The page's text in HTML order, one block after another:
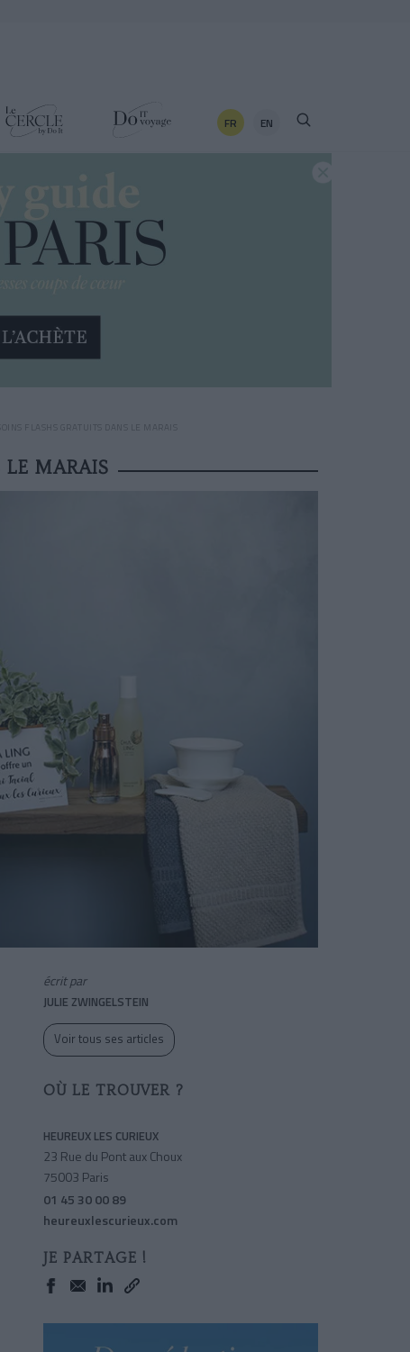
FR EN
FLASHS GRATUITS DANS LE MARAIS
MARAIS
écrit par
JULIE ZWINGELSTEIN
Voir tous ses articles
OÙ LE TROUVER ?
HEUREUX LES CURIEUX
23 Rue du Pont aux Choux
75003 Paris
01 45 30 00 89
heureuxlescurieux.com
JE PARTAGE !